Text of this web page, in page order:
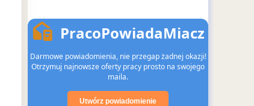
PracoPowiadaMiacz
Darmowe powiadomienia, nie przegap żadnej okazji!
Otrzymuj najnowsze oferty pracy prosto na swojego
maila.
Utwórz powiadomienie